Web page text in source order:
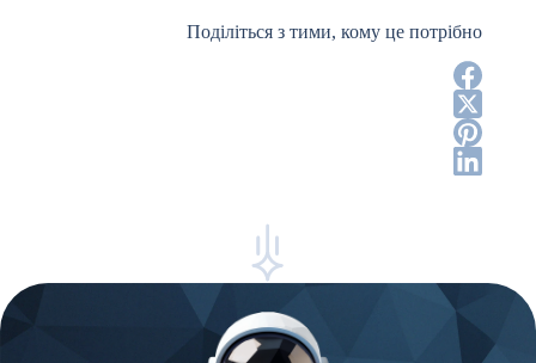
Поділіться з тими, кому це потрібно